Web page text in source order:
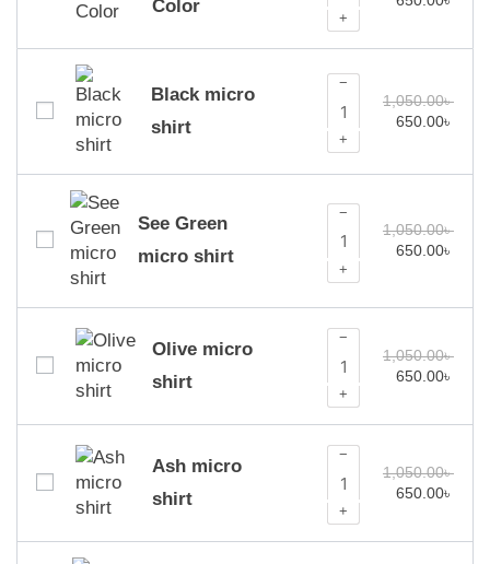
Color
+
Black micro
shirt
−
+
1,050.00৳
650.00৳
See Green
micro shirt
−
+
1,050.00৳
650.00৳
Olive micro
shirt
−
+
1,050.00৳
650.00৳
Ash micro
shirt
−
+
1,050.00৳
650.00৳